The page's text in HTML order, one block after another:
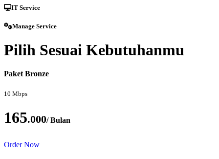
IT Service
Manage Service
Pilih Sesuai Kebutuhanmu
Paket Bronze
10 Mbps
165.000/ Bulan
Order Now